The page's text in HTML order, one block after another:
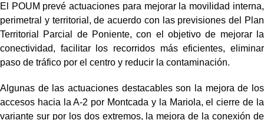
El POUM prevé actuaciones para mejorar la movilidad interna,
perimetral y territorial, de acuerdo con las previsiones del Plan
Territorial Parcial de Poniente, con el objetivo de mejorar la
conectividad, facilitar los recorridos más eficientes, eliminar
paso de tráfico por el centro y reducir la contaminación.
Algunas de las actuaciones destacables son la mejora de los
accesos hacia la A-2 por Montcada y la Mariola, el cierre de la
variante sur por los dos extremos, la mejora de la conexión de